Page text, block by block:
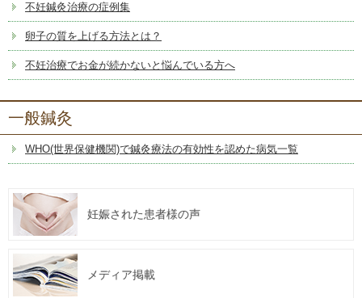
不妊鍼灸治療の症例集
卵子の質を上げる方法とは？
不妊治療でお金が続かないと悩んでいる方へ
一般鍼灸
WHO(世界保健機関)で鍼灸療法の有効性を認めた病気一覧
妊娠された患者様の声
メディア掲載